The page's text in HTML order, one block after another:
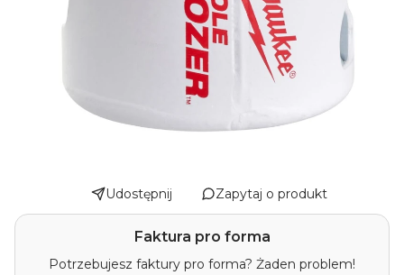
Udostępnij Zapytaj o produkt
Faktura pro forma
Potrzebujesz faktury pro forma? Żaden problem!